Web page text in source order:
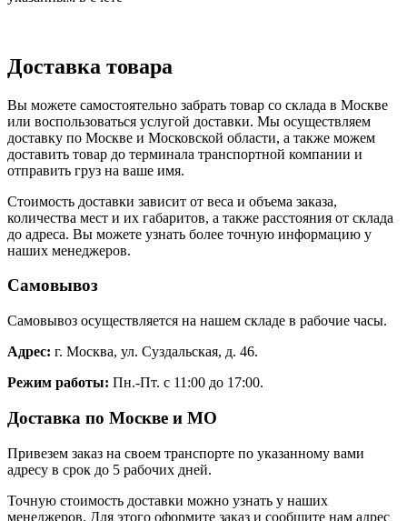
Доставка товара
Вы можете самостоятельно забрать товар со склада в Москве
или воспользоваться услугой доставки. Мы осуществляем
доставку по Москве и Московской области, а также можем
доставить товар до терминала транспортной компании и
отправить груз на ваше имя.
Стоимость доставки зависит от веса и объема заказа,
количества мест и их габаритов, а также расстояния от склада
до адреса. Вы можете узнать более точную информацию у
наших менеджеров.
Самовывоз
Самовывоз осуществляется на нашем складе в рабочие часы.
Адрес: г. Москва, ул. Суздальская, д. 46.
Режим работы: Пн.-Пт. с 11:00 до 17:00.
Доставка по Москве и МО
Привезем заказ на своем транспорте по указанному вами
адресу в срок до 5 рабочих дней.
Точную стоимость доставки можно узнать у наших
менеджеров. Для этого оформите заказ и сообщите нам адрес